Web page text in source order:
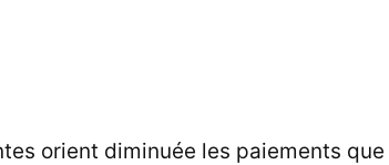
orient diminuée les paiements que